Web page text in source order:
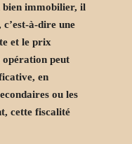
bien immobilier, il
à-dire une
et le prix
opération peut
en
ou les
cette fiscalité